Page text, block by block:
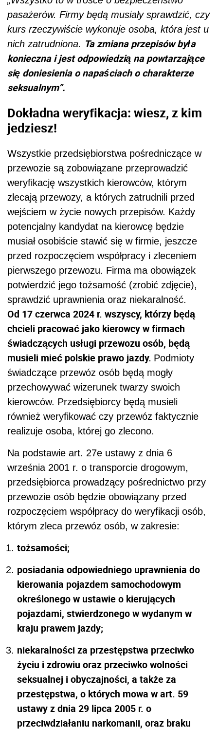
pasażerów. Firmy będą musiały sprawdzić, czy
kurs rzeczywiście wykonuje osoba, która jest u
nich zatrudniona. Ta zmiana przepisów była
konieczna i jest odpowiedzią na powtarzające
się doniesienia o napaściach o charakterze
seksualnym”.
Dokładna weryfikacja: wiesz, z kim
jedziesz!
Wszystkie przedsiębiorstwa pośredniczące w
przewozie są zobowiązane przeprowadzić
weryfikację wszystkich kierowców, którym
zlecają przewozy, a których zatrudnili przed
wejściem w życie nowych przepisów. Każdy
potencjalny kandydat na kierowcę będzie
musiał osobiście stawić się w firmie, jeszcze
przed rozpoczęciem współpracy i zleceniem
pierwszego przewozu. Firma ma obowiązek
potwierdzić jego tożsamość (zrobić zdjęcie),
sprawdzić uprawnienia oraz niekaralność.
Od 17 czerwca 2024 r. wszyscy, którzy będą
chcieli pracować jako kierowcy w firmach
świadczących usługi przewozu osób, będą
musieli mieć polskie prawo jazdy. Podmioty
świadczące przewóz osób będą mogły
przechowywać wizerunek twarzy swoich
kierowców. Przedsiębiorcy będą musieli
również weryfikować czy przewóz faktycznie
realizuje osoba, której go zlecono.
Na podstawie art. 27e ustawy z dnia 6
września 2001 r. o transporcie drogowym,
przedsiębiorca prowadzący pośrednictwo przy
przewozie osób będzie obowiązany przed
rozpoczęciem współpracy do weryfikacji osób,
którym zleca przewóz osób, w zakresie:
tożsamości;
posiadania odpowiedniego uprawnienia do
kierowania pojazdem samochodowym
określonego w ustawie o kierujących
pojazdami, stwierdzonego w wydanym w
kraju prawem jazdy;
niekaralności za przestępstwa przeciwko
życiu i zdrowiu oraz przeciwko wolności
seksualnej i obyczajności, a także za
przestępstwa, o których mowa w art. 59
ustawy z dnia 29 lipca 2005 r. o
przeciwdziałaniu narkomanii, oraz braku